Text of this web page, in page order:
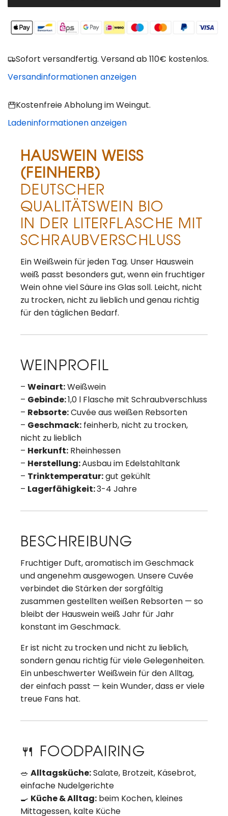
P
r
e
i
N
.
Sofort versandfertig. Versand ab 110€ kostenlos.
Versandinformationen anzeigen
Kostenfreie Abholung im Weingut.
Ladeninformationen anzeigen
HAUSWEIN WEISS
(FEINHERB)
DEUTSCHER
QUALITÄTSWEIN BIO
IN DER LITERFLASCHE MIT
SCHRAUBVERSCHLUSS
Ein Weißwein für jeden Tag. Unser Hauswein
weiß passt besonders gut, wenn ein fruchtiger
Wein ohne viel Säure ins Glas soll. Leicht, nicht
zu trocken, nicht zu lieblich und genau richtig
für den täglichen Bedarf.
WEINPROFIL
– Weinart:Weißwein
– Gebinde:1,0 l Flasche mit Schraubverschluss
– Rebsorte:Cuvée aus weißen Rebsorten
– Geschmack: feinherb, nicht zu trocken,
nicht zu lieblich
– Herkunft: Rheinhessen
– Herstellung:Ausbau im Edelstahltank
– Trinktemperatur:gut gekühlt
– Lagerfähigkeit:3-4 Jahre
BESCHREIBUNG
Fruchtiger Duft, aromatisch im Geschmack
und angenehm ausgewogen. Unsere Cuvée
verbindet die Stärken der sorgfältig
zusammen gestellten weißen Rebsorten — so
bleibt der Hauswein weiß Jahr für Jahr
konstant im Geschmack.
Er ist nicht zu trocken und nicht zu lieblich,
sondern genau richtig für viele Gelegenheiten.
Ein unbeschwerter Weißwein für den Alltag,
der einfach passt — kein Wunder, dass er viele
treue Fans hat.
🍴 FOODPAIRING
🥗 Alltagsküche:Salate, Brotzeit, Käsebrot,
einfache Nudelgerichte
🍳 Küche & Alltag: beim Kochen, kleines
Mittagessen, kalte Küche